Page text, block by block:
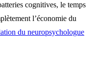
cognitives, le temps
l’économie du
du neuropsychologue